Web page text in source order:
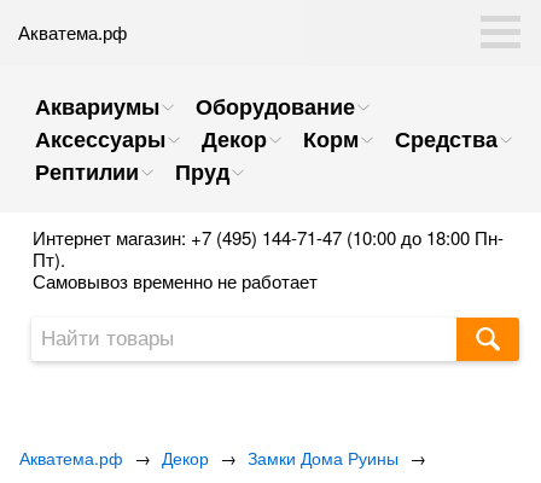
Акватема.рф
Аквариумы
Оборудование
Аксессуары
Декор Корм
Средства
Рептилии
Пруд
Интернет магазин: +7 (495) 144-71-47 (10:00 до 18:00 Пн-
Пт).
Самовывоз временно не работает
Акватема.рф → Декор → Замки Дома Руины →